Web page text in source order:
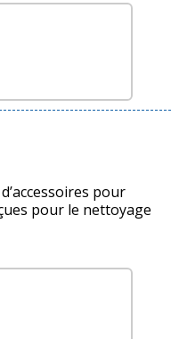
pour
pour le nettoyage